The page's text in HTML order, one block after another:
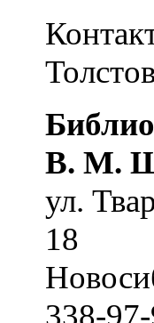
В. М.
ул.
18
338-